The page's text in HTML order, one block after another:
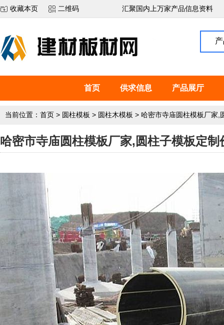
收藏本页 二维码 汇聚国内上万家产品信息资料
首页 供求信息 产品展厅
当前位置： 首页 > 圆柱模板 > 圆柱木模板 > 哈密市寺庙圆柱模板厂家,
哈密市寺庙圆柱模板厂家,圆柱子模板定制